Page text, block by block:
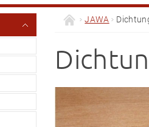
SCHREIBEN SIE UNS BLOG
JAWA